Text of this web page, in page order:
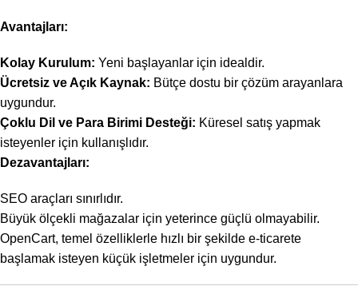
Avantajları:
Kolay Kurulum: Yeni başlayanlar için idealdir.
Ücretsiz ve Açık Kaynak: Bütçe dostu bir çözüm arayanlara
uygundur.
Çoklu Dil ve Para Birimi Desteği: Küresel satış yapmak
isteyenler için kullanışlıdır.
Dezavantajları:
SEO araçları sınırlıdır.
Büyük ölçekli mağazalar için yeterince güçlü olmayabilir.
OpenCart, temel özelliklerle hızlı bir şekilde e-ticarete
başlamak isteyen küçük işletmeler için uygundur.